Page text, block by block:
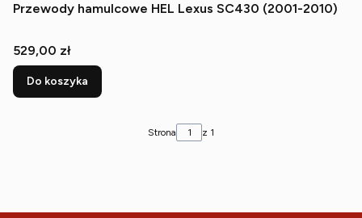
Przewody hamulcowe HEL Lexus SC430 (2001-2010)
Cena
529,00 zł
Do koszyka
Strona z 1